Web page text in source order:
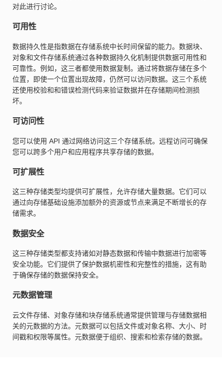
对此进行讨论。
可用性
数据持久性是指数据在存储系统中长时间保留的能力。数据块、
对象和文件存储系统通过各种数据持久化机制提供数据可用性和
可靠性。例如，这三者都使用数据复制。通过将数据存储在多个
位置，即使一个位置出现故障，仍然可以访问数据。这三个系统
还使用校验和和错误检测代码来验证数据并在存储期间检测损
坏。
可访问性
您可以使用 API 通过网络访问这三个存储系统。远程访问可确保
您可以跨多个用户和应用程序共享存储的数据。
可扩展性
这三种存储类型均提供可扩展性，允许存储大量数据。它们可以
通过向存储基础设施添加额外的资源或节点来满足不断增长的存
储需求。
数据安全
这三种存储类型都支持诸如对静态数据和传输中数据进行加密等
安全功能。它们提供了保护数据机密性和完整性的措施，这有助
于确保存储的数据保持安全。
元数据管理
云文件存储、对象存储和块存储系统通常提供管理与存储数据相
关的元数据的方法。元数据可以包括文件或对象名称、大小、时
间戳和权限等属性。元数据便于组织、搜索和检索存储的数据。